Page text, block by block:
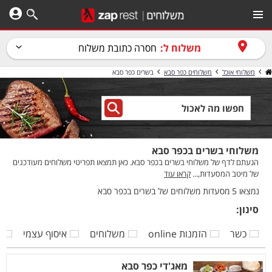
משלוח ל: חסרה כתובת משלוח
משלוחי אוכל משלוחים כפר סבא בשרים כפר סבא
משלוחי בשרים בכפר סבא
הגעתם לדף של משלוחי בשרים בכפר סבא. כאן תמצאו תפריטי משלוחים מעודכנים
של מיטב המסעדות,... קראו עוד
נמצאו 5 מסעדות משלוחים של בשרים בכפר סבא
סינון:
כשר
הזמנות online משלוחים איסוף עצמי
מאג'די כפר סבא